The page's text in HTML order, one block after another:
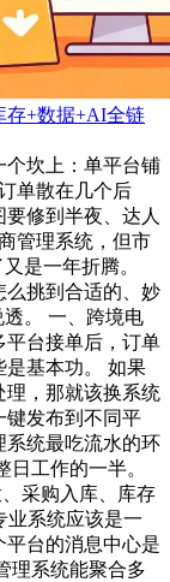
存+数据+AI全链
个坎上：单平台铺
单散在几个后
修到半夜、达人
管理系统，但市
是一年折腾。
么挑到合适的、妙
。 一、跨境电
平台接单后，订单
是基本功。 如果
理，那就该换系统
键发布到不同平
系统最吃流水的环
工作的一半。
采购入库、库存
业系统应该是一
平台的消息中心是
理系统能聚合多